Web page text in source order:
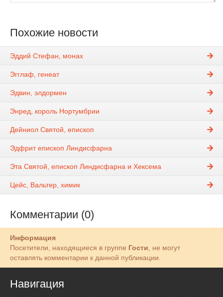
Похожие новости
Эддий Стефан, монах
Эгглаф, генеат
Эдвин, элдормен
Энред, король Нортумбрии
Дейниол Святой, епископ
Эдфрит епископ Линдисфарна
Эта Святой, епископ Линдисфарна и Хексема
Цейс, Вальтер, химик
Комментарии (0)
Информация
Посетители, находящиеся в группе Гости , не могут
оставлять комментарии к данной публикации.
Навигация